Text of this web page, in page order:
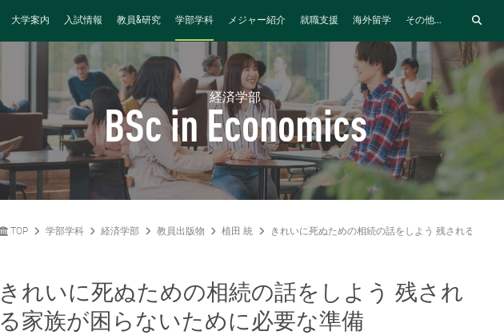
大学案内 入試情報 教員&研究 学部学科 メジャー紹介 就職支援 海外留学 その他...
経済学部
BSc in Economics
TOP 学部学科 経済学部 教員出版物 植田 統 きれいに死ぬための相続の話をしよう 残される家族
きれいに死ぬための相続の話をしよう 残され
る家族が困らないために必要な準備